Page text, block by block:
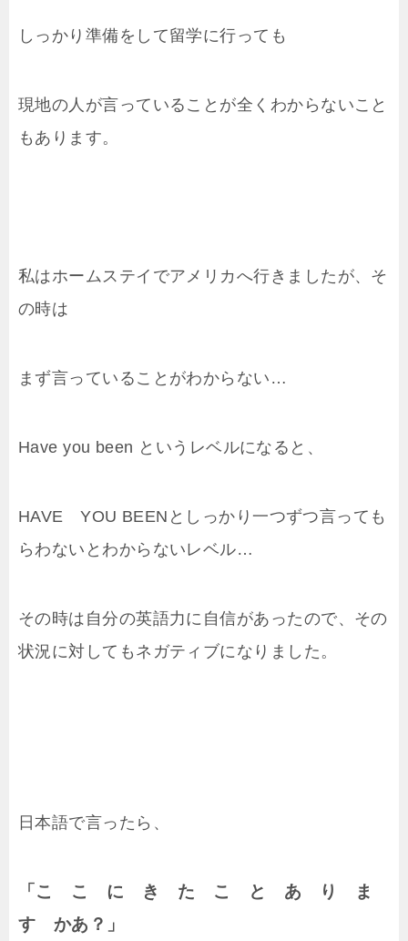
しっかり準備をして留学に行っても
現地の人が言っていることが全くわからないこと
もあります。
私はホームステイでアメリカへ行きましたが、そ
の時は
まず言っていることがわからない…
Have you been というレベルになると、
HAVE YOU BEENとしっかり一つずつ言っても
らわないとわからないレベル…
その時は自分の英語力に自信があったので、その
状況に対してもネガティブになりました。
日本語で言ったら、
「こ こ に き た こ と あ り ま
す かあ？」